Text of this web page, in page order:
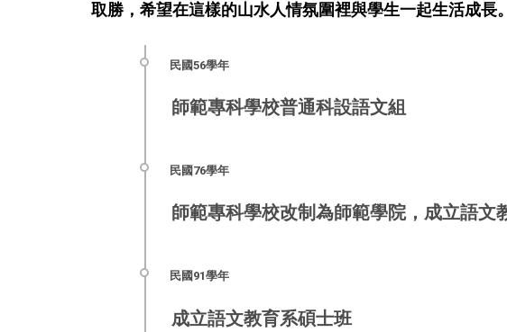
取勝，希望在這樣的山水人情氛圍裡與學生一起生活成長
師範專科學校普通科設語文組
師範專科學校改制為師範學院，成立語文
成立語文教育系碩士班